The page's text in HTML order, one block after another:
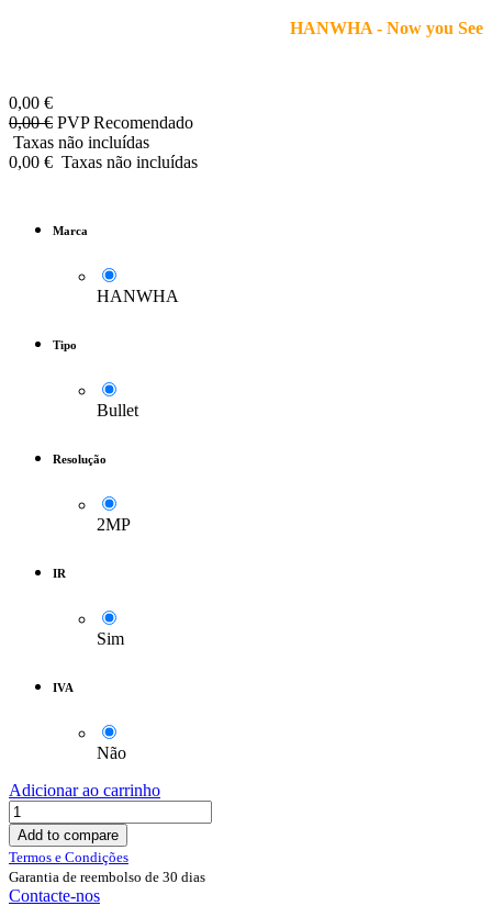
HANWHA - Now you See
0,00 €
0,00€ PVP Recomendado
Taxas não incluídas
0,00 € Taxas não incluídas
Marca
HANWHA
Tipo
Bullet
Resolução
2MP
IR
Sim
IVA
Não
Adicionar ao carrinho
Add to compare
Termos e Condições
Garantia de reembolso de 30 dias
Contacte-nos